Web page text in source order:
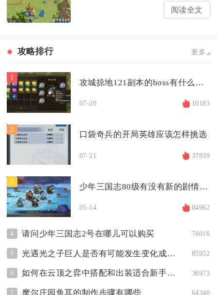
阅读全文
攻略排行 更多
1
攻城掠地121副本的boss有什么特点
07-20 10183
2
口袋奇兵的开局英雄应该怎样挑选
07-21 37839
3
少年三国志80级有没有新的剧情发展
05-14 84962
4 请问少年三国志2号在哪儿可以购买 74016
5 光遇光之子巨人是否有可能发生变化成为巨人 85952
6 如何在云顶之弈中搭配和出装适合新手的阵容 36973
7 摩尔庄园鱼耳的制作步骤有哪些 64340